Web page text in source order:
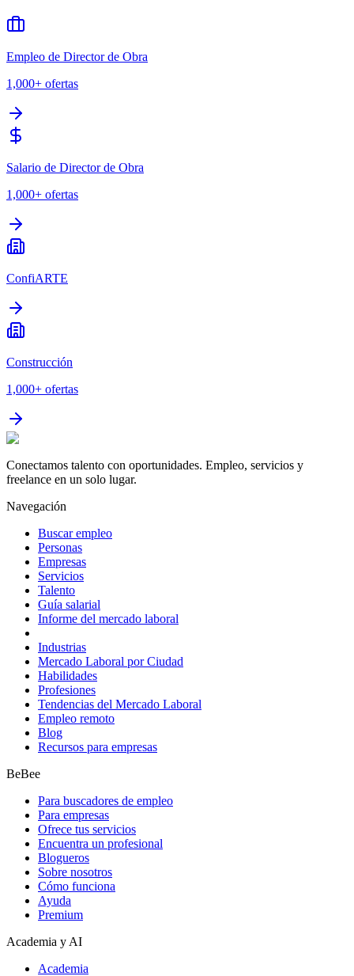
Empleo de Director de Obra
1,000+ ofertas
Salario de Director de Obra
1,000+ ofertas
ConfiARTE
Construcción
1,000+ ofertas
Conectamos talento con oportunidades. Empleo, servicios y
freelance en un solo lugar.
Navegación
Buscar empleo
Personas
Empresas
Servicios
Talento
Guía salarial
Informe del mercado laboral
Industrias
Mercado Laboral por Ciudad
Habilidades
Profesiones
Tendencias del Mercado Laboral
Empleo remoto
Blog
Recursos para empresas
BeBee
Para buscadores de empleo
Para empresas
Ofrece tus servicios
Encuentra un profesional
Blogueros
Sobre nosotros
Cómo funciona
Ayuda
Premium
Academia y AI
Academia